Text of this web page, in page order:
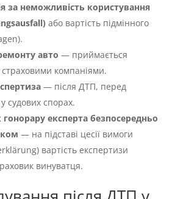
за неможливість користування
або вартість підмінного
авто — приймається
компаніями.
— після ДТП, перед
судових спорах.
гонорару експерта безпосередньо
— на підставі цесії вимоги
вартість експертизи
винуватця.